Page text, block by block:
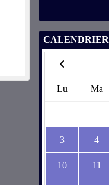
CALENDRIER
Lu Ma
3 4
10 11